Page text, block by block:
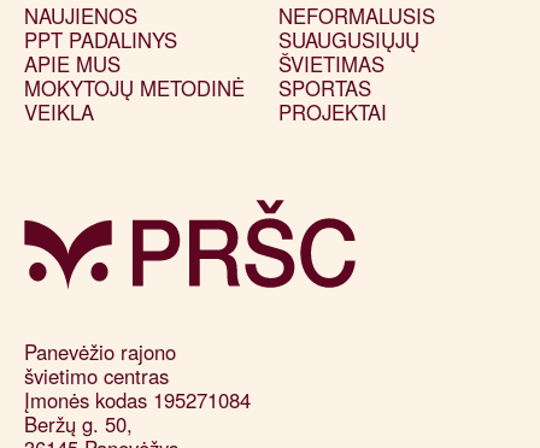
Panevėžio rajono
švietimo centras
Įmonės kodas 195271084
Beržų g. 50,
NAUJIENOS
PPT PADALINYS
APIE MUS
MOKYTOJŲ METODINĖ
VEIKLA
NEFORMALUSIS
SUAUGUSIŲJŲ
ŠVIETIMAS
SPORTAS
PROJEKTAI